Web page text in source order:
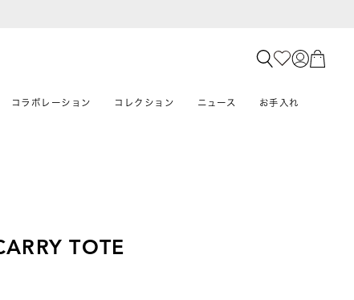
コラボレーション コレクション ニュース お手入れ
TOTE